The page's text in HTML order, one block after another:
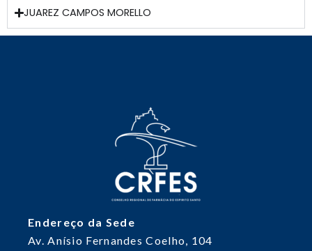
JUAREZ CAMPOS MORELLO
Endereço da Sede
Av. Anísio Fernandes Coelho, 104